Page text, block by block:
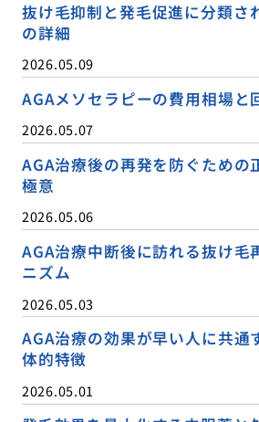
抜け毛抑制と発毛促進に分類さ
の詳細
2026.05.09
AGAメソセラピーの費用相場と
2026.05.07
AGA治療後の再発を防ぐための
極意
2026.05.06
AGA治療中断後に訪れる抜け毛
ニズム
2026.05.03
AGA治療の効果が早い人に共通
体的特徴
2026.05.01